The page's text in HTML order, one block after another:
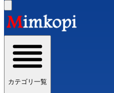
カテゴリ一覧